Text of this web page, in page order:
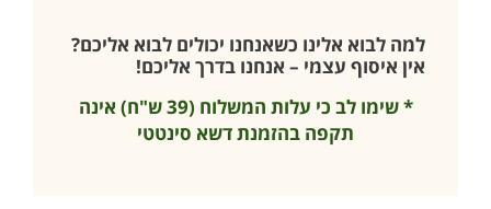
למה לבוא אלינו כשאנחנו יכולים לבוא אליכם?
אין איסוף עצמי – אנחנו בדרך אליכם!
* שימו לב כי עלות המשלוח (39 ש"ח) אינה
תקפה בהזמנת דשא סינטטי